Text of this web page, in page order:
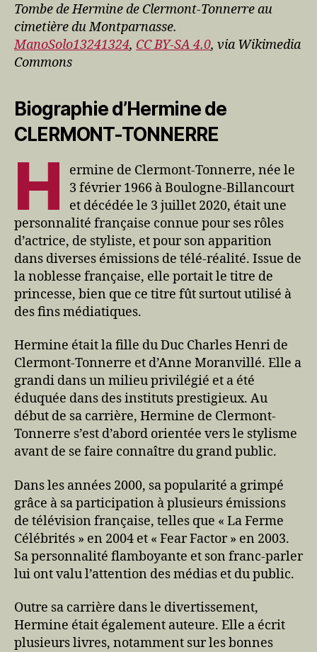
Tombe de Hermine de Clermont-Tonnerre au
cimetière du Montparnasse.
ManoSolo13241324, CC BY-SA 4.0, via Wikimedia
Commons
Biographie d’Hermine de
CLERMONT-TONNERRE
H
ermine de Clermont-Tonnerre, née le
3 février 1966 à Boulogne-Billancourt
et décédée le 3 juillet 2020, était une
personnalité française connue pour ses rôles
d’actrice, de styliste, et pour son apparition
dans diverses émissions de télé-réalité. Issue de
la noblesse française, elle portait le titre de
princesse, bien que ce titre fût surtout utilisé à
des fins médiatiques.
Hermine était la fille du Duc Charles Henri de
Clermont-Tonnerre et d’Anne Moranvillé. Elle a
grandi dans un milieu privilégié et a été
éduquée dans des instituts prestigieux. Au
début de sa carrière, Hermine de Clermont-
Tonnerre s’est d’abord orientée vers le stylisme
avant de se faire connaître du grand public.
Dans les années 2000, sa popularité a grimpé
grâce à sa participation à plusieurs émissions
de télévision française, telles que « La Ferme
Célébrités » en 2004 et « Fear Factor » en 2003.
Sa personnalité flamboyante et son franc-parler
lui ont valu l’attention des médias et du public.
Outre sa carrière dans le divertissement,
Hermine était également auteure. Elle a écrit
plusieurs livres, notamment sur les bonnes